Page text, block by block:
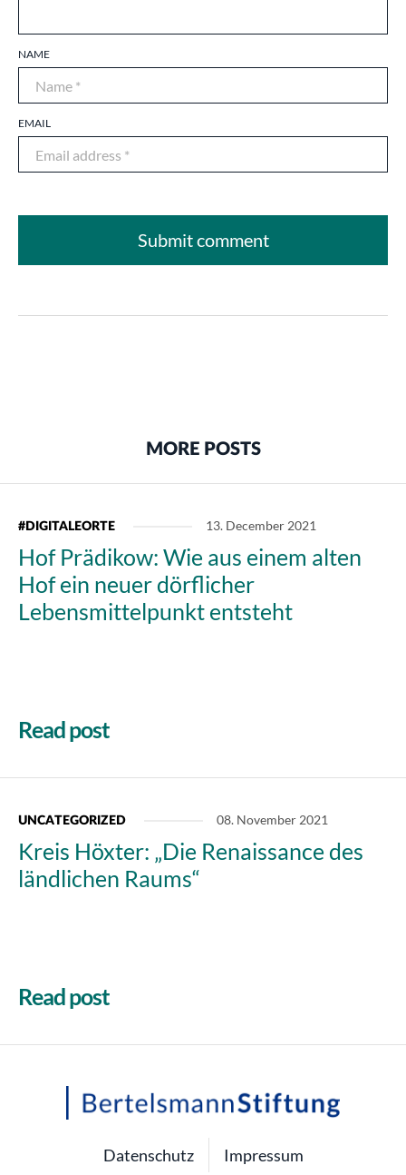
NAME
EMAIL
MORE POSTS
#DIGITALEORTE 13. December 2021
Hof Prädikow: Wie aus einem alten
Hof ein neuer dörflicher
Lebensmittelpunkt entsteht
Read post
UNCATEGORIZED 08. November 2021
Kreis Höxter: „Die Renaissance des
ländlichen Raums“
Read post
Datenschutz Impressum